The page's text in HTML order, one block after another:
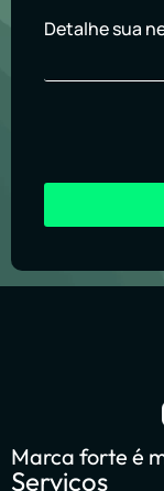
Detalhe sua
Marca forte é
Serviços